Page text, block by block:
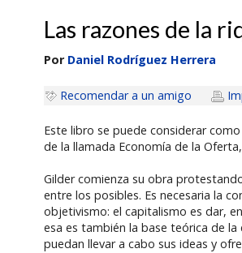
Las razones de la
Por Daniel Rodríguez Herrera
Recomendar a un amigo
Este libro se puede considerar
de la llamada Economía de la
Gilder comienza su obra
entre los posibles. Es necesaria la
objetivismo: el capitalismo es dar,
esa es también la base teórica de
puedan llevar a cabo sus ideas y